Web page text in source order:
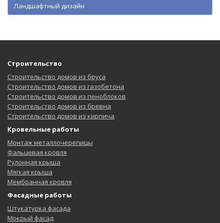
Ландшафтный дизайн
Строительство
Строительство домов из бруса
Строительство домов из газобетона
Строительство домов из пеноблоков
Строительство домов из бревна
Строительство домов из кирпича
Кровельные работы
Монтаж металлочерепицы
Фальцевая кровля
Рулонная крыша
Мягкая крыша
Мембранная кровля
Фасадные работы
Штукатурка фасада
Мокрый фасад